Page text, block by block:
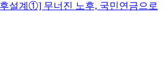
설계①] 무너진 노후, 국민연금으로